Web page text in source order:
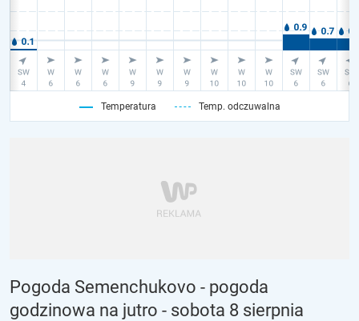
Temperatura Temp. odczuwalna
Pogoda Semenchukovo - pogoda
godzinowa na jutro - sobota 8 sierpnia